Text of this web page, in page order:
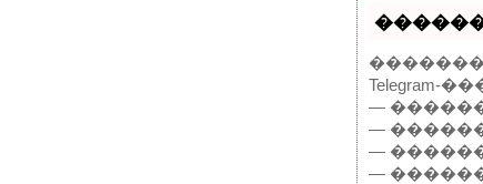
������
Telegram-
—
—
—
—